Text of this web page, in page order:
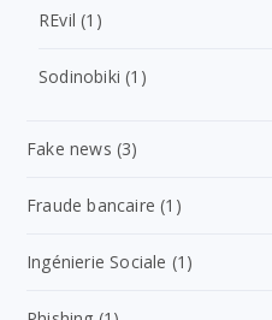
REvil (1)
Sodinobiki (1)
Fake news (3)
Fraude bancaire (1)
Ingénierie Sociale (1)